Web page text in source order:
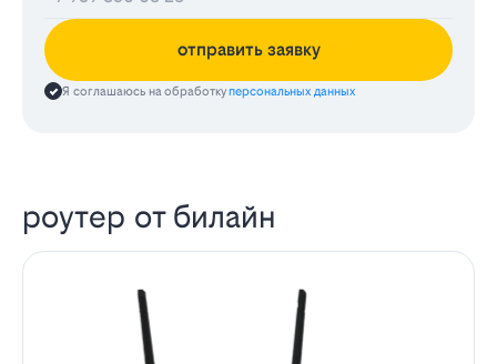
отправить заявку
Я соглашаюсь на обработкуперсональных данных
роутер от билайн